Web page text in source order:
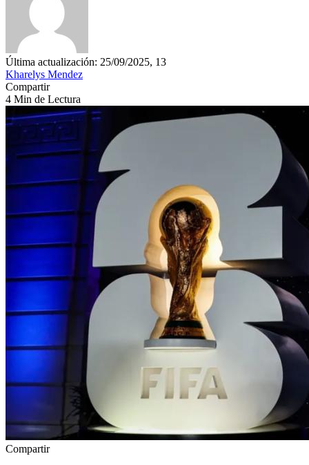
Última actualización: 25/09/2025, 13
Kharelys Mendez
Compartir
4 Min de Lectura
Compartir